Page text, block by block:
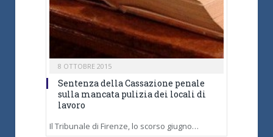
8 OTTOBRE 2015
Sentenza della Cassazione penale
sulla mancata pulizia dei locali di
lavoro
Il Tribunale di Firenze, lo scorso giugno…